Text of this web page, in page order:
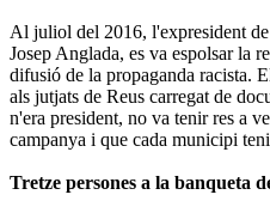
Al juliol del 2016, l'expresident
Josep Anglada, es va espolsar la
difusió de la propaganda racista.
als jutjats de Reus carregat de
n'era president, no va tenir res a
campanya i que cada municipi
Tretze persones a la banqueta